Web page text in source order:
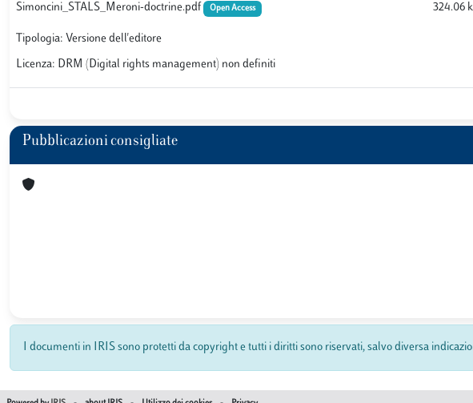
Simoncini_STALS_Meroni-doctrine.pdf Open Access
Tipologia: Versione dell'editore
Licenza: DRM (Digital rights management) non definiti
324.06
Pubblicazioni consigliate
I documenti in IRIS sono protetti da copyright e tutti i diritti sono riservati, salvo diversa